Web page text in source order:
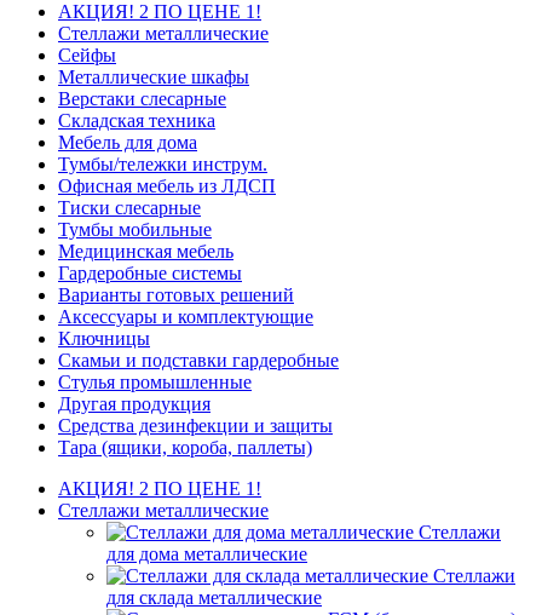
АКЦИЯ! 2 ПО ЦЕНЕ 1!
Стеллажи металлические
Сейфы
Металлические шкафы
Верстаки слесарные
Складская техника
Мебель для дома
Тумбы/тележки инструм.
Офисная мебель из ЛДСП
Тиски слесарные
Тумбы мобильные
Медицинская мебель
Гардеробные системы
Варианты готовых решений
Аксессуары и комплектующие
Ключницы
Скамьи и подставки гардеробные
Стулья промышленные
Другая продукция
Средства дезинфекции и защиты
Тара (ящики, короба, паллеты)
АКЦИЯ! 2 ПО ЦЕНЕ 1!
Стеллажи металлические
Стеллажи
для дома металлические
Стеллажи
для склада металлические